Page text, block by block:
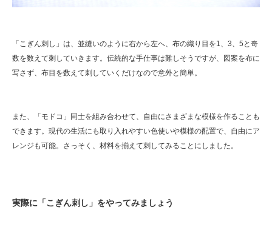
「こぎん刺し」は、並縫いのように右から左へ、布の織り目を1、3、5と奇
数を数えて刺していきます。伝統的な手仕事は難しそうですが、図案を布に
写さず、布目を数えて刺していくだけなので意外と簡単。
また、「モドコ」同士を組み合わせて、自由にさまざまな模様を作ることも
できます。現代の生活にも取り入れやすい色使いや模様の配置で、自由にア
レンジも可能。さっそく、材料を揃えて刺してみることにしました。
実際に「こぎん刺し」をやってみましょう